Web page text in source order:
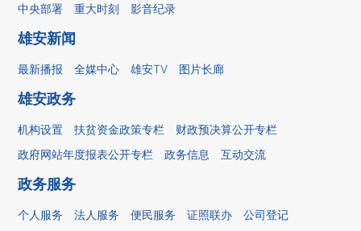
中央部署 重大时刻 影音纪录
雄安新闻
最新播报 全媒中心 雄安TV 图片长廊
雄安政务
机构设置 扶贫资金政策专栏
财政预决算公开专栏
政府网站年度报表公开专栏
政务信息 互动交流
政务服务
个人服务 法人服务 便民服务 证照联办
公司登记